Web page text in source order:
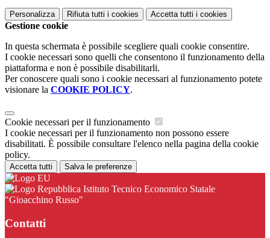
Personalizza Rifiuta tutti i cookies Accetta tutti i cookies
Gestione cookie
In questa schermata è possibile scegliere quali cookie consentire.
I cookie necessari sono quelli che consentono il funzionamento della
piattaforma e non è possibile disabilitarli.
Per conoscere quali sono i cookie necessari al funzionamento potete
visionare la COOKIE POLICY.
Cookie necessari per il funzionamento
I cookie necessari per il funzionamento non possono essere
disabilitati. È possibile consultare l'elenco nella pagina della cookie
policy.
Accetta tutti Salva le preferenze
Istituto Tecnico Economico Statale
"Gioacchino Russo"
Contatti